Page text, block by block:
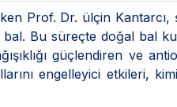
Prof. Dr. ülçin Kantarcı,
Bu süreçte doğal bal
güçlendiren ve
engelleyici etkileri,